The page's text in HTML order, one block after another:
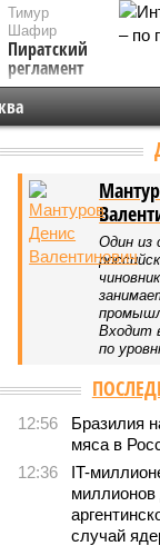
Тимур
Шафир
Пиратский
регламент
Один из
Входит
по
12:56
Бразилия
мяса в
12:36
IT-
случай